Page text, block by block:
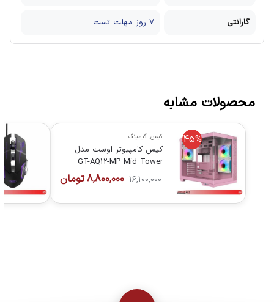
گارانتی 7 روز مهلت تست
محصولات مشابه
45% کیس, گیمینگ
کیس کامپیوتر اوست مدل
GT-AQ12-MP Mid Tower
صورتی
16,100,000
8,800,000تومان